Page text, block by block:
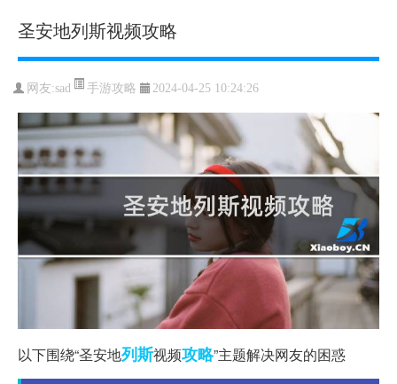
圣安地列斯视频攻略
网友:sad 手游攻略 2024-04-25 10:24:26
以下围绕“圣安地列斯视频攻略”主题解决网友的困惑